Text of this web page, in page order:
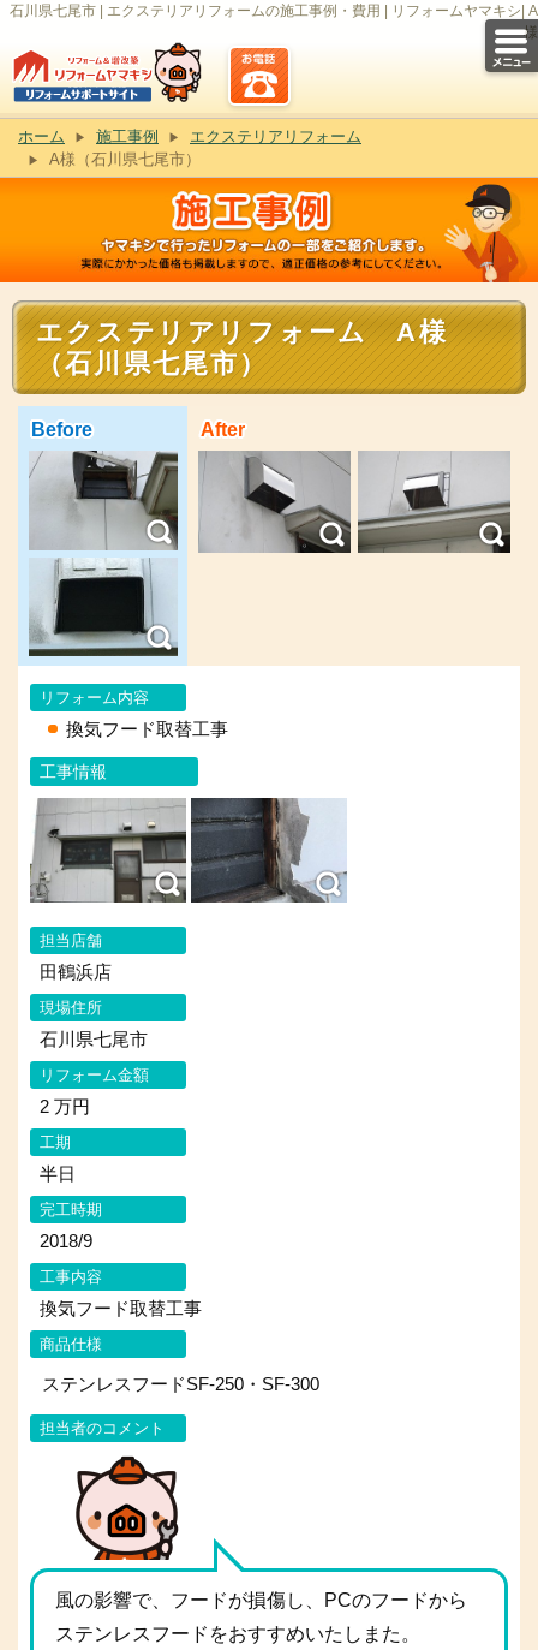
石川県七尾市 | エクステリアリフォームの施工事例・費用 | リフォームヤマキシ| A
様
ホーム 施工事例
エクステリアリフォーム
A様（石川県七尾市）
エクステリアリフォーム A様
（石川県七尾市）
Before After
リフォーム内容
換気フード取替工事
工事情報
担当店舗
田鶴浜店
現場住所
石川県七尾市
リフォーム金額
2 万円
工期
半日
完工時期
2018/9
工事内容
換気フード取替工事
商品仕様
ステンレスフードSF-250・SF-300
担当者のコメント
風の影響で、フードが損傷し、PCのフードから
ステンレスフードをおすすめいたしまた。